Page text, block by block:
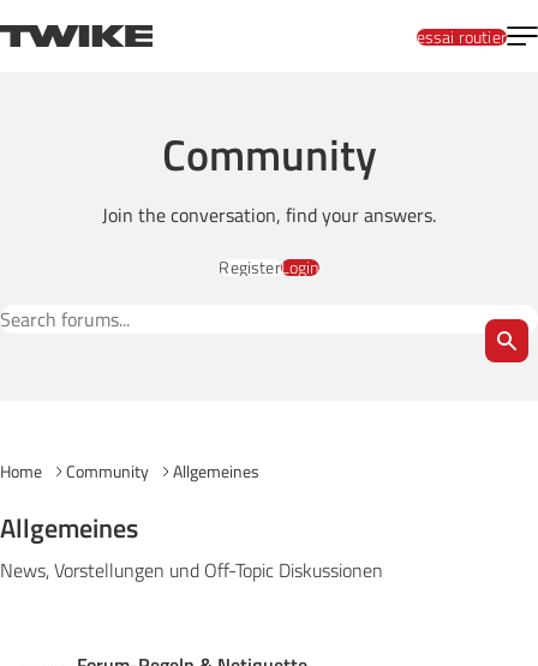
TWIKE
essai routier
Community
Join the conversation, find your answers.
RegisterLogin
Search Forums
Home Community Allgemeines
Allgemeines
News, Vorstellungen und Off-Topic Diskussionen